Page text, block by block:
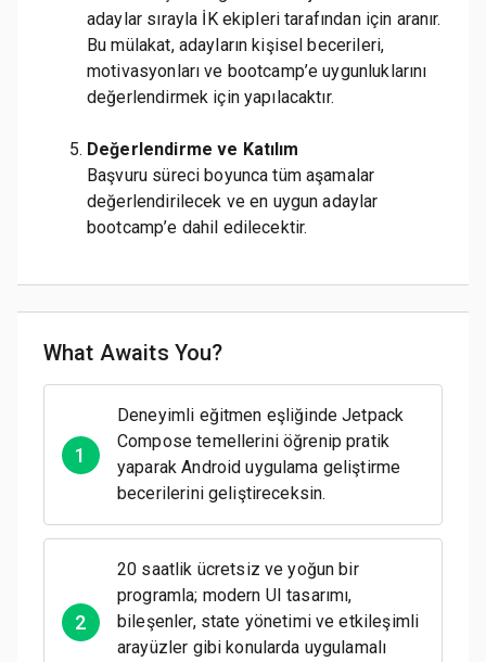
adaylar sırayla İK ekipleri tarafından için aranır.
Bu mülakat, adayların kişisel becerileri,
motivasyonları ve bootcamp’e uygunluklarını
değerlendirmek için yapılacaktır.
Değerlendirme ve Katılım
Başvuru süreci boyunca tüm aşamalar
değerlendirilecek ve en uygun adaylar
bootcamp’e dahil edilecektir.
What Awaits You?
1
Deneyimli eğitmen eşliğinde Jetpack
Compose temellerini öğrenip pratik
yaparak Android uygulama geliştirme
becerilerini geliştireceksin.
2
20 saatlik ücretsiz ve yoğun bir
programla; modern UI tasarımı,
bileşenler, state yönetimi ve etkileşimli
arayüzler gibi konularda uygulamalı